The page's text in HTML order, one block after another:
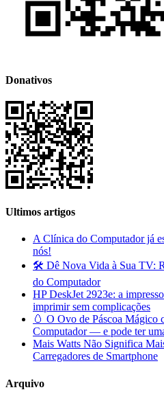
Donativos
Ultimos artigos
A Clínica do Computador já
nós!
🛠️ Dê Nova Vida à Sua TV:
do Computador
HP DeskJet 2923e: a
imprimir sem complicações
🥚 O Ovo de Páscoa Mágico
Computador — e pode ter
Mais Watts Não Significa
Carregadores de Smartphone
Arquivo